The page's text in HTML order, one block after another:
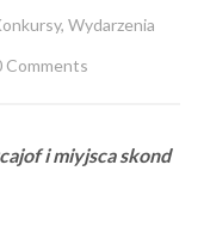
, Wydarzenia
Comments
i miyjsca skond